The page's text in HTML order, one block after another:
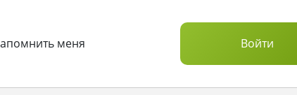
меня